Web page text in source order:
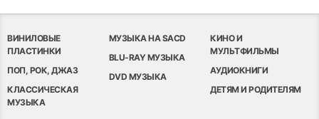
ВИНИЛОВЫЕ
ПЛАСТИНКИ
ПОП, РОК, ДЖАЗ
КЛАССИЧЕСКАЯ
МУЗЫКА
МУЗЫКА НА SACD
BLU-RAY МУЗЫКА
DVD МУЗЫКА
КИНО И
МУЛЬТФИЛЬМЫ
АУДИОКНИГИ
ДЕТЯМ И РОДИТЕЛЯМ